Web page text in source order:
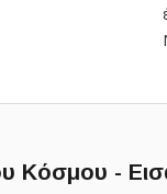
Κόσμου -